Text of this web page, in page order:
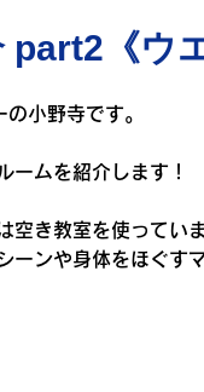
part2《ウ
小野寺です。
ームを紹介します！
空き教室を使っていま
ーンや身体をほぐす